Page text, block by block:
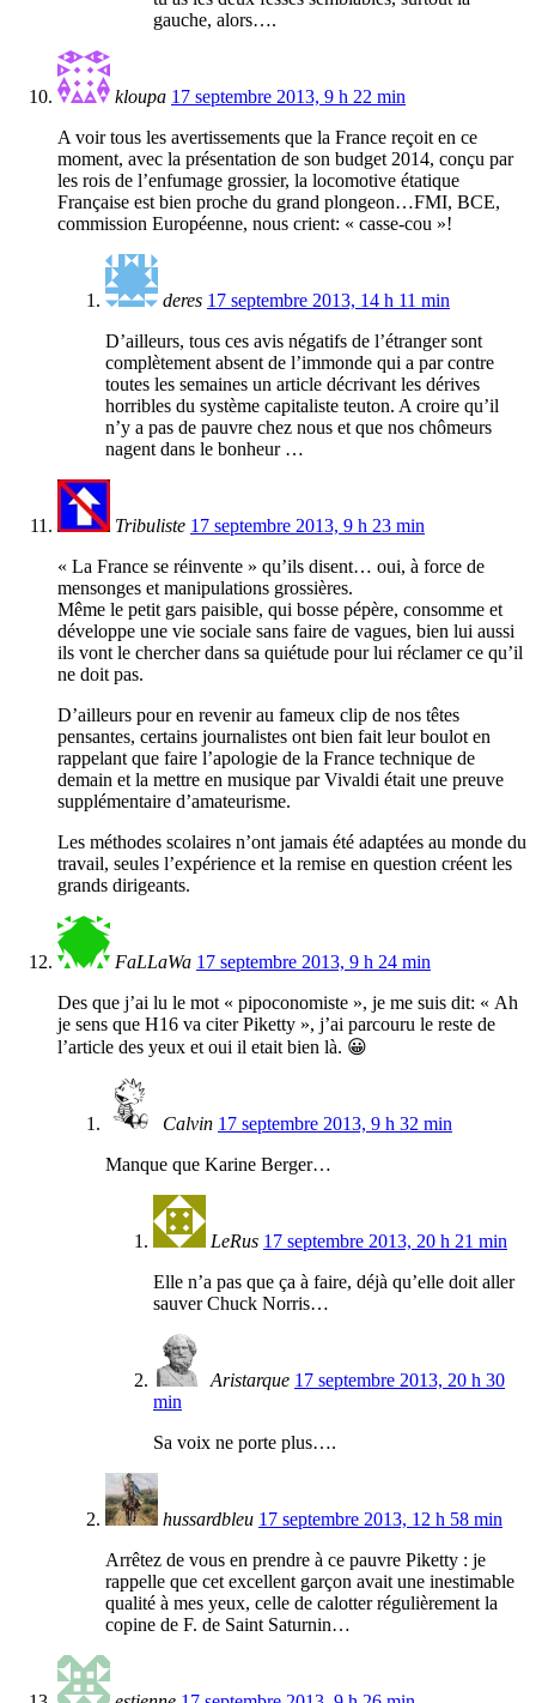
gauche, alors….
kloupa 17 septembre 2013, 9 h 22 min
A voir tous les avertissements que la France reçoit en ce
moment, avec la présentation de son budget 2014, conçu par
les rois de l’enfumage grossier, la locomotive étatique
Française est bien proche du grand plongeon…FMI, BCE,
commission Européenne, nous crient: « casse-cou »!
deres 17 septembre 2013, 14 h 11 min
D’ailleurs, tous ces avis négatifs de l’étranger sont
complètement absent de l’immonde qui a par contre
toutes les semaines un article décrivant les dérives
horribles du système capitaliste teuton. A croire qu’il
n’y a pas de pauvre chez nous et que nos chômeurs
nagent dans le bonheur …
Tribuliste 17 septembre 2013, 9 h 23 min
« La France se réinvente » qu’ils disent… oui, à force de
mensonges et manipulations grossières.
Même le petit gars paisible, qui bosse pépère, consomme et
développe une vie sociale sans faire de vagues, bien lui aussi
ils vont le chercher dans sa quiétude pour lui réclamer ce qu’il
ne doit pas.
D’ailleurs pour en revenir au fameux clip de nos têtes
pensantes, certains journalistes ont bien fait leur boulot en
rappelant que faire l’apologie de la France technique de
demain et la mettre en musique par Vivaldi était une preuve
supplémentaire d’amateurisme.
Les méthodes scolaires n’ont jamais été adaptées au monde du
travail, seules l’expérience et la remise en question créent les
grands dirigeants.
FaLLaWa 17 septembre 2013, 9 h 24 min
Des que j’ai lu le mot « pipoconomiste », je me suis dit: « Ah
je sens que H16 va citer Piketty », j’ai parcouru le reste de
l’article des yeux et oui il etait bien là. 😀
Calvin 17 septembre 2013, 9 h 32 min
Manque que Karine Berger…
LeRus 17 septembre 2013, 20 h 21 min
Elle n’a pas que ça à faire, déjà qu’elle doit aller
sauver Chuck Norris…
Aristarque 17 septembre 2013, 20 h 30
min
Sa voix ne porte plus….
hussardbleu 17 septembre 2013, 12 h 58 min
Arrêtez de vous en prendre à ce pauvre Piketty : je
rappelle que cet excellent garçon avait une inestimable
qualité à mes yeux, celle de calotter régulièrement la
copine de F. de Saint Saturnin…